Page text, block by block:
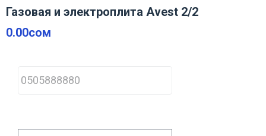
Газовая и электроплита Avest 2/2
0.00сом
h
o
*